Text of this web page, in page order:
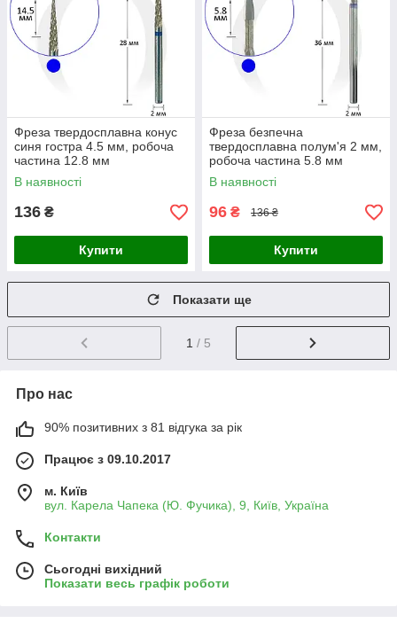
Фреза твердосплавна конус
синя гостра 4.5 мм, робоча
частина 12.8 мм
В наявності
136 ₴
Купити
Фреза безпечна
твердосплавна полум'я 2 мм,
робоча частина 5.8 мм
В наявності
96 ₴ 136 ₴
Купити
Показати ще
1 / 5
Про нас
90% позитивних з 81 відгука за рік
Працює з 09.10.2017
м. Київ
вул. Карела Чапека (Ю. Фучика), 9, Київ, Україна
Контакти
Сьогодні вихідний
Показати весь графік роботи